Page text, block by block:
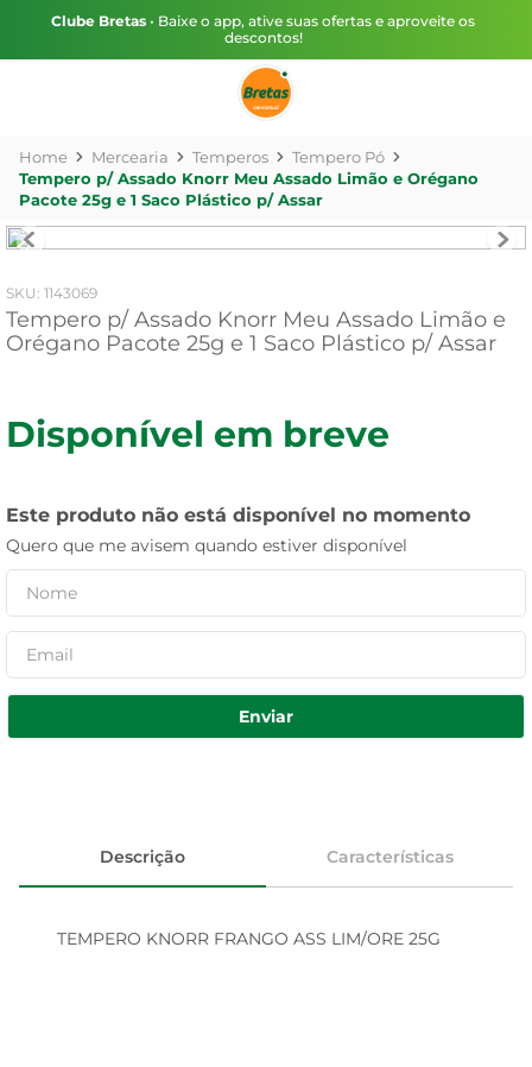
Clube Bretas • Baixe o app, ative suas ofertas e aproveite os
descontos!
Mercearia Temperos
Tempero Pó
Tempero p/ Assado Knorr Meu Assado Limão e Orégano
Pacote 25g e 1 Saco Plástico p/ Assar
: 1143069
Tempero p/ Assado Knorr Meu Assado Limão e
Orégano Pacote 25g e 1 Saco Plástico p/ Assar
Disponível em breve
Este produto não está disponível no momento
Quero que me avisem quando estiver disponível
Enviar
Descrição Características
TEMPERO KNORR FRANGO ASS LIM/ORE 25G